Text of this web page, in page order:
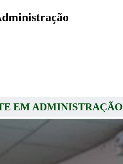
EM ADMINISTRAÇÃO